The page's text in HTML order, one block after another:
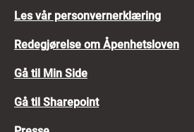
Les vår personvernerklæring
Redegjørelse om Åpenhetsloven
Gå til Min Side
Gå til Sharepoint